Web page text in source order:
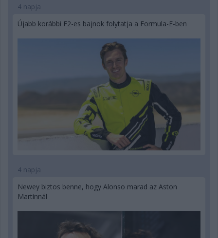
4 napja
Újabb korábbi F2-es bajnok folytatja a Formula-E-ben
4 napja
Newey biztos benne, hogy Alonso marad az Aston
Martinnál